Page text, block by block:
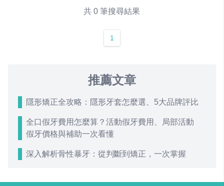
共 0 筆搜尋結果
1
推薦文章
隱形矯正全攻略：隱形牙套怎麼選、5大品牌評比
全口假牙費用怎麼算？活動假牙費用、局部活動
假牙價格與補助一次看懂
深入解析骨性暴牙：從判斷到矯正，一次掌握